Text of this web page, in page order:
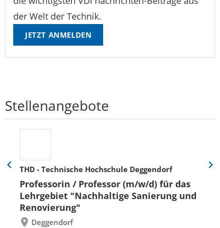
der Welt der Technik.
JETZT ANMELDEN
Stellenangebote
THD - Technische Hochschule Deggendorf
Professorin / Professor (m/w/d) für das
Lehrgebiet "Nachhaltige Sanierung und
Renovierung"
Deggendorf
Eine
zurück
Eine